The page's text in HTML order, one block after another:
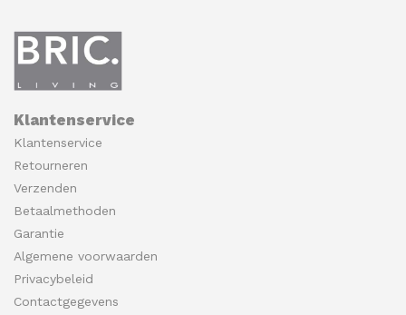
Klantenservice
Klantenservice
Retourneren
Verzenden
Betaalmethoden
Garantie
Algemene voorwaarden
Privacybeleid
Contactgegevens